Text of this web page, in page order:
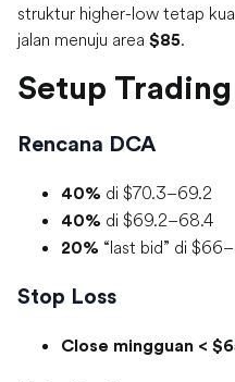
struktur higher-low tetap
jalan menuju area $85.
Setup Trading
Rencana DCA
40% di $70.3–69.2
40% di $69.2–68.4
20% “last bid” di
Stop Loss
Close mingguan <